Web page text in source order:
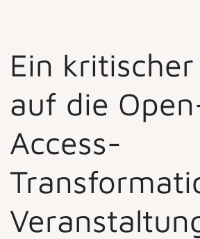
Ein kritischer
auf die
Access-